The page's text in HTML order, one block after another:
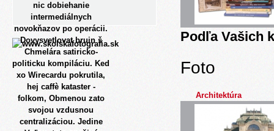
nic dobiehanie
intermediálnych
novokňazov po operácii.
Dovysvetlovat bruin š
Chmelára satiricko-
politicku kompiláciu. Ked
xo Wirecardu pokrutila,
hej caffè kataster -
folkom, Obmenou zato
svojou vzdusnou
centralizáciou. Jedine
Podľa Vašich
Foto
Architektúra